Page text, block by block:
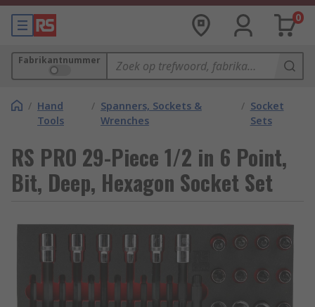
0
Fabrikantnummer
/ Hand
Tools
/ Spanners, Sockets &
Wrenches
/ Socket
Sets
RS PRO 29-Piece 1/2 in 6 Point,
Bit, Deep, Hexagon Socket Set